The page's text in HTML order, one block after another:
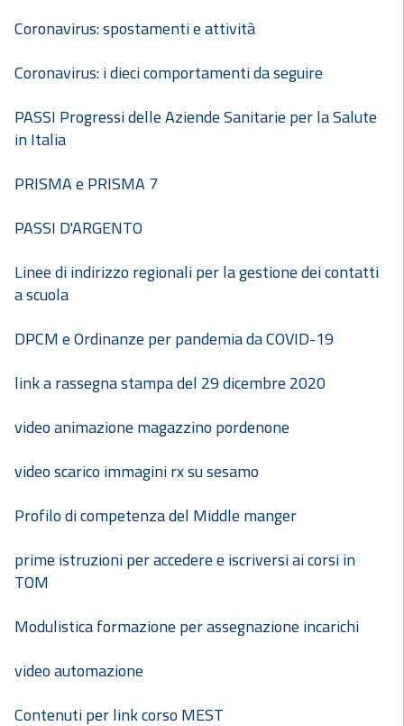
Coronavirus: spostamenti e attività
Coronavirus: i dieci comportamenti da seguire
PASSI Progressi delle Aziende Sanitarie per la Salute
in Italia
PRISMA e PRISMA 7
PASSI D'ARGENTO
Linee di indirizzo regionali per la gestione dei contatti
a scuola
DPCM e Ordinanze per pandemia da COVID-19
link a rassegna stampa del 29 dicembre 2020
video animazione magazzino pordenone
video scarico immagini rx su sesamo
Profilo di competenza del Middle manger
prime istruzioni per accedere e iscriversi ai corsi in
TOM
Modulistica formazione per assegnazione incarichi
video automazione
Contenuti per link corso MEST